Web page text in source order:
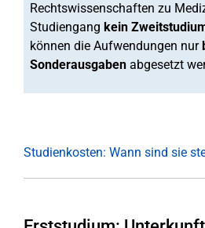
Rechtswissenschaften zu
Studiengang kein
können die Aufwendungen nur
Sonderausgaben abgesetzt
Studienkosten: Wann sind sie